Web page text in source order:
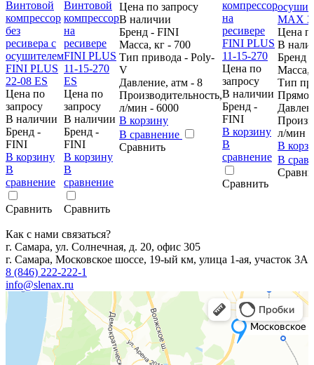
Цена по
запросу
В наличии
Бренд -
FINI
В корзину
В
сравнение
Сравнить
Цена по
запросу
В наличии
Бренд -
FINI
В корзину
В
сравнение
Сравнить
Цена по запросу
В наличии
Бренд - FINI
Масса, кг - 700
Тип привода - Poly-
V
Давление, атм - 8
Производительность,
л/мин - 6000
В корзину
В сравнение
Сравнить
Цена по
запросу
В наличии
Бренд -
FINI
В корзину
В
сравнение
Сравнить
Цена
В
Бренд
Масса,
Тип
л/мин -
В
В
Как с нами связаться?
г. Самара, ул. Солнечная, д. 20, офис 305
г. Самара, Московское шоссе, 19-ый км, улица 1-ая, участок 3А
8 (846) 222-222-1
info@slenax.ru